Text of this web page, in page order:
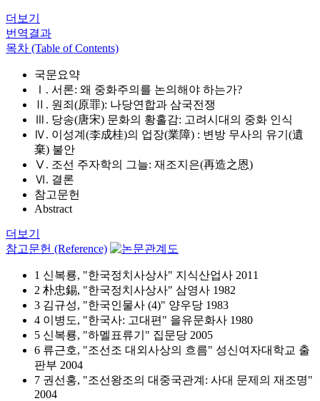
더보기
번역결과
목차 (Table of Contents)
국문요약
Ⅰ. 서론: 왜 중화주의를 논의해야 하는가?
Ⅱ. 원죄(原罪): 나당연합과 삼국전쟁
Ⅲ. 당송(唐宋) 문화의 황홀감: 고려시대의 중화 인식
Ⅳ. 이성계(李成桂)의 업장(業障) : 변방 무사의 유기(遺
棄) 불안
Ⅴ. 조선 주자학의 그늘: 재조지은(再造之恩)
Ⅵ. 결론
참고문헌
Abstract
더보기
참고문헌 (Reference)
1 신복룡, "한국정치사상사" 지식산업사 2011
2 朴忠錫, "한국정치사상사" 삼영사 1982
3 김규성, "한국인물사 (4)" 양우당 1983
4 이병도, "한국사: 고대편" 을유문화사 1980
5 신복룡, "하멜표류기" 집문당 2005
6 류근호, "조선조 대외사상의 흐름" 성신여자대학교 출
판부 2004
7 권선홍, "조선왕조의 대중국관계: 사대 문제의 재조명"
2004